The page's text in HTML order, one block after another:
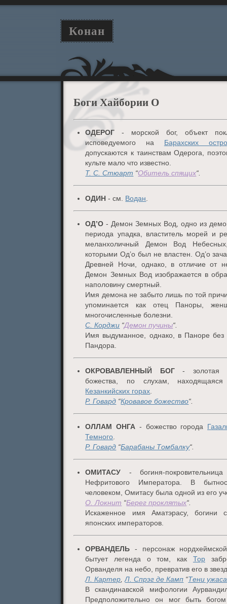
Конан
Боги Хайбории О
ОДЕРОГ - морской бог, объект
исповедуемого на Барахских
допускаются к таинствам Одерога,
культе мало что известно.
Т. С. Стюарт “Обитель спящих“.
ОДИН - см. Водан
ОД’О - Демон Земных Вод, одно из
периода упадка, властитель морей и
меланхоличный Демон Вод
которыми Од’о был не властен. Од’о
Древней Ночи, однако, в отличие от
Демон Земных Вод изображается в
наполовину смертный.
Имя демона не забыто лишь по той
упоминается как отец Паноры,
многочисленные болезни.
С. Корджи “Демон пучины“.
Имя выдуманное, однако, в Паноре без
Пандора.
ОКРОВАВЛЕННЫЙ БОГ- золотая
божества, по слухам,
Кезанкийских горах.
Р. Говард “Кровавое божество“.
ОЛЛАМ ОНГА - божество города
Темного.
Р. Говард “Барабаны Томбалку“.
ОМИТАСУ - богиня-
Нефритового Императора. В
человеком, Омитасу была одной из его
О. Локнит “Берег проклятых“.
Искаженное имя Аматэрасу, богини
японских императоров.
ОРВАНДЕЛЬ - персонаж
бытует легенда о том, как Тор
Орванделя на небо, превратив его в
Л. Картер ,Л. Спрэг де Камп “Тени ужаса
В скандинавской мифологии
Предположительно он мог быть